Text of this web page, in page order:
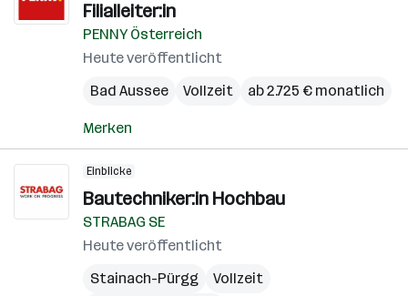
Filialleiter:in
PENNY Österreich
Heute veröffentlicht
Bad Aussee
Vollzeit ab 2.725 € monatlich
Merken
Einblicke
Bautechniker:in Hochbau
STRABAG SE
Heute veröffentlicht
Stainach-Pürgg
Vollzeit